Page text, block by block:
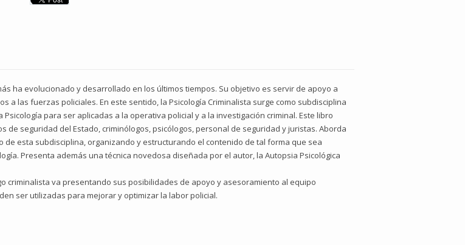
ha evolucionado y desarrollado en los últimos tiempos. Su objetivo es servir de apoyo a
a las fuerzas policiales. En este sentido, la Psicología Criminalista surge como subdisciplina
para ser aplicadas a la operativa policial y a la investigación criminal. Este libro
seguridad del Estado, criminólogos, psicólogos, personal de seguridad y juristas. Aborda
esta subdisciplina, organizando y estructurando el contenido de tal forma que sea
Presenta además una técnica novedosa diseñada por el autor, la Autopsia Psicológica
criminalista va presentando sus posibilidades de apoyo y asesoramiento al equipo
ser utilizadas para mejorar y optimizar la labor policial.